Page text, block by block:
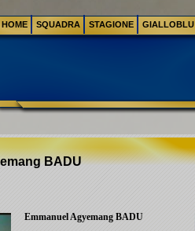
BADU
Emmanuel Agyemang BADU
HOME SQUADRA STAGIONE GIALLOBLU